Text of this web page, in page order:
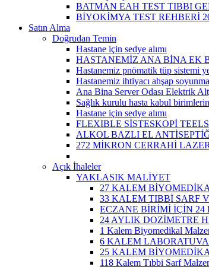
BATMAN EAH TEST TIBBI
BİYOKİMYA TEST REHBERİ
Satın Alma
Doğrudan Temin
Hastane için sedye alımı
HASTANEMİZ ANA BİNA EK
Hastanemiz pnömatik tüp sistemi
Hastanemiz ihtiyacı ahşap
Ana Bina Server Odası Elektrik
Sağlık kurulu hasta kabul
Hastane için sedye alımı
FLEXIBLE SİSTESKOPİ
ALKOL BAZLI EL
272 MİKRON CERRAHİ
Açık İhaleler
YAKLASIK MALİYET
27 KALEM
33 KALEM TIBBİ SARF
ECZANE BİRİMİ İÇİN
24 AYLIK DOZİMETRE
1 Kalem Biyomedikal
6 KALEM
25 KALEM
118 Kalem Tıbbi Sarf